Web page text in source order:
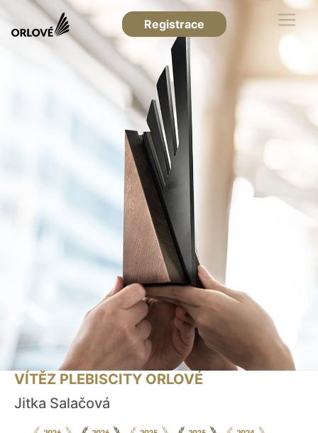
Registrace
VÍTĚZ PLEBISCITY ORLOVÉ
Jitka Salačová